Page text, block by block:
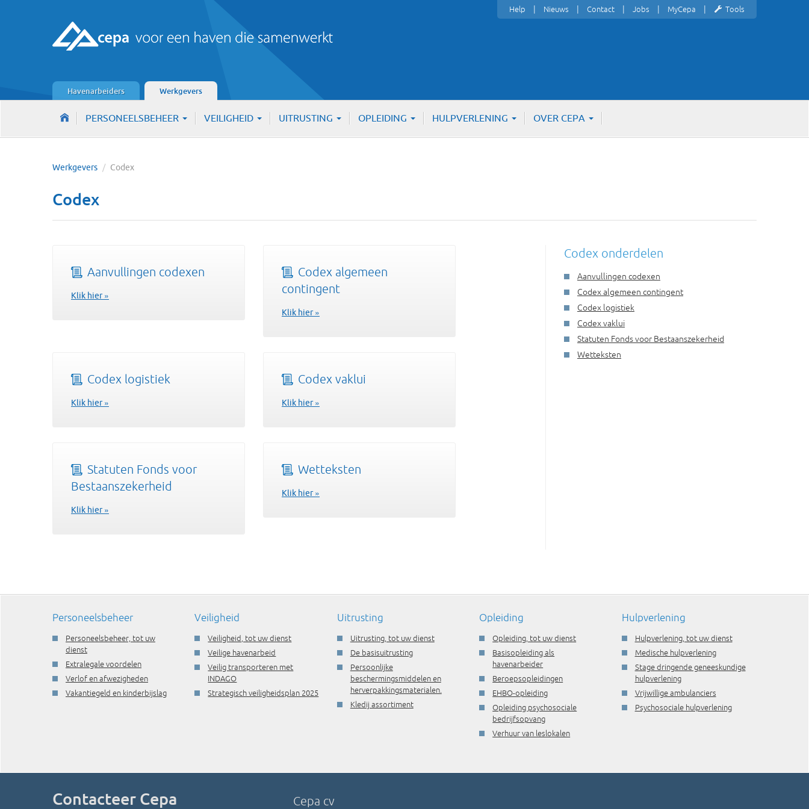
Havenarbeiders Werkgevers
Help Nieuws Contact Jobs MyCepa Tools
PERSONEELSBEHEER VEILIGHEID UITRUSTING OPLEIDING HULPVERLENING OVER CEPA
Werkgevers / Codex
Codex
Aanvullingen codexen
Klik hier »
Codex algemeen
contingent
Klik hier »
Codex logistiek
Klik hier »
Codex vaklui
Klik hier »
Statuten Fonds voor
Bestaanszekerheid
Klik hier »
Wetteksten
Klik hier »
Codex onderdelen
Aanvullingen codexen
Codex algemeen contingent
Codex logistiek
Codex vaklui
Statuten Fonds voor Bestaanszekerheid
Wetteksten
Personeelsbeheer
Personeelsbeheer, tot uw
dienst
Extralegale voordelen
Verlof en afwezigheden
Vakantiegeld en kinderbijslag
Veiligheid
Veiligheid, tot uw dienst
Veilige havenarbeid
Veilig transporteren met
INDAGO
Strategisch veiligheidsplan 2025
Uitrusting
Uitrusting, tot uw dienst
De basisuitrusting
Persoonlijke
beschermingsmiddelen en
herverpakkingsmaterialen.
Kledij assortiment
Opleiding
Opleiding, tot uw dienst
Basisopleiding als
havenarbeider
Beroepsopleidingen
EHBO-opleiding
Opleiding psychosociale
bedrijfsopvang
Verhuur van leslokalen
Hulpverlening
Hulpverlening, tot uw dienst
Medische hulpverlening
Stage dringende geneeskundige
hulpverlening
Vrijwillige ambulanciers
Psychosociale hulpverlening
Contacteer Cepa Cepa cv